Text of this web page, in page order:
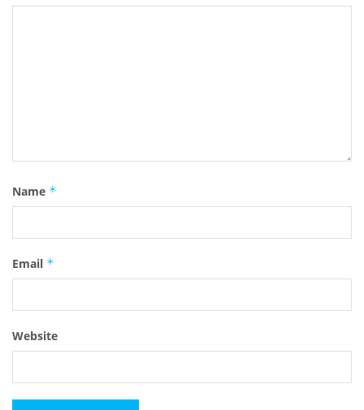
Name *
Email *
Website